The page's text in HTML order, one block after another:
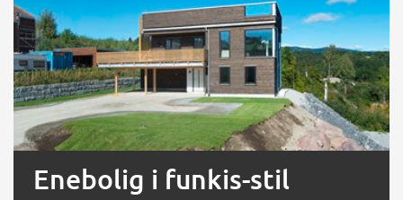
Enebolig i funkis-stil